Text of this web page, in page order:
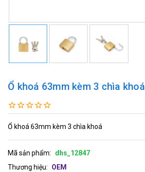
Ổ khoá 63mm kèm 3 chìa khoá
Ổ khoá 63mm kèm 3 chìa khoá
Mã sản phẩm:
dhs_12847
Thương hiệu:
OEM